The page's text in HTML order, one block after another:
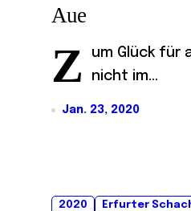
Aue
Z
um Glück für
nicht im...
Jan. 23, 2020
2020 Erfurter